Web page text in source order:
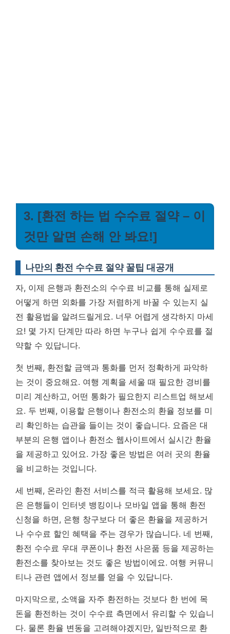
3. [환전 하는 법 수수료 절약 – 이
것만 알면 손해 안 봐요!]
나만의 환전 수수료 절약 꿀팁 대공개
자, 이제 은행과 환전소의 수수료 비교를 통해 실제로
어떻게 하면 외화를 가장 저렴하게 바꿀 수 있는지 실
전 활용법을 알려드릴게요. 너무 어렵게 생각하지 마세
요! 몇 가지 단계만 따라 하면 누구나 쉽게 수수료를 절
약할 수 있답니다.
첫 번째, 환전할 금액과 통화를 먼저 정확하게 파악하
는 것이 중요해요. 여행 계획을 세울 때 필요한 경비를
미리 계산하고, 어떤 통화가 필요한지 리스트업 해보세
요. 두 번째, 이용할 은행이나 환전소의 환율 정보를 미
리 확인하는 습관을 들이는 것이 좋습니다. 요즘은 대
부분의 은행 앱이나 환전소 웹사이트에서 실시간 환율
을 제공하고 있어요. 가장 좋은 방법은 여러 곳의 환율
을 비교하는 것입니다.
세 번째, 온라인 환전 서비스를 적극 활용해 보세요. 많
은 은행들이 인터넷 뱅킹이나 모바일 앱을 통해 환전
신청을 하면, 은행 창구보다 더 좋은 환율을 제공하거
나 수수료 할인 혜택을 주는 경우가 많습니다. 네 번째,
환전 수수료 우대 쿠폰이나 환전 사은품 등을 제공하는
환전소를 찾아보는 것도 좋은 방법이에요. 여행 커뮤니
티나 관련 앱에서 정보를 얻을 수 있답니다.
마지막으로, 소액을 자주 환전하는 것보다 한 번에 목
돈을 환전하는 것이 수수료 측면에서 유리할 수 있습니
다. 물론 환율 변동을 고려해야겠지만, 일반적으로 환